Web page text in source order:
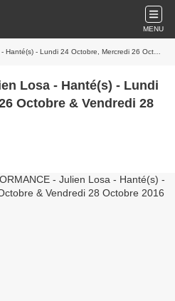
MENU
24 Octobre, Mercredi 26 Octobre & Vendredi 28 Octobre 2016 ...
Losa - Hanté(s) - Lundi
Octobre & Vendredi 28